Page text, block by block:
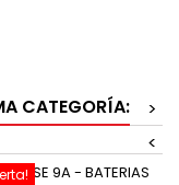
CATEGORÍA:
>
<